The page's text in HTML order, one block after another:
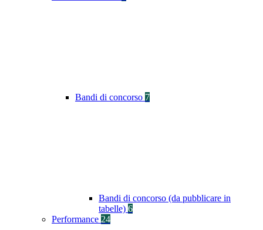
Bandi di concorso 7
Bandi di concorso (da pubblicare in
tabelle) 6
Performance 24